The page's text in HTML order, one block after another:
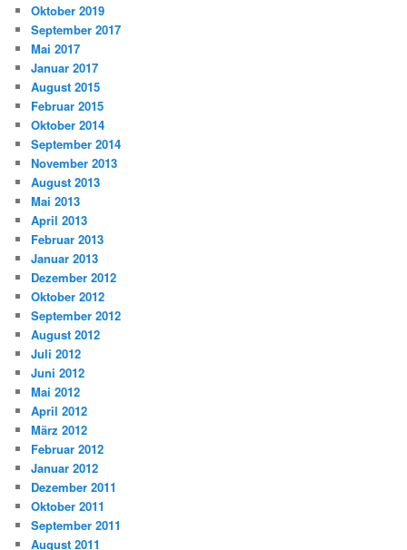
Oktober 2019
September 2017
Mai 2017
Januar 2017
August 2015
Februar 2015
Oktober 2014
September 2014
November 2013
August 2013
Mai 2013
April 2013
Februar 2013
Januar 2013
Dezember 2012
Oktober 2012
September 2012
August 2012
Juli 2012
Juni 2012
Mai 2012
April 2012
März 2012
Februar 2012
Januar 2012
Dezember 2011
Oktober 2011
September 2011
August 2011